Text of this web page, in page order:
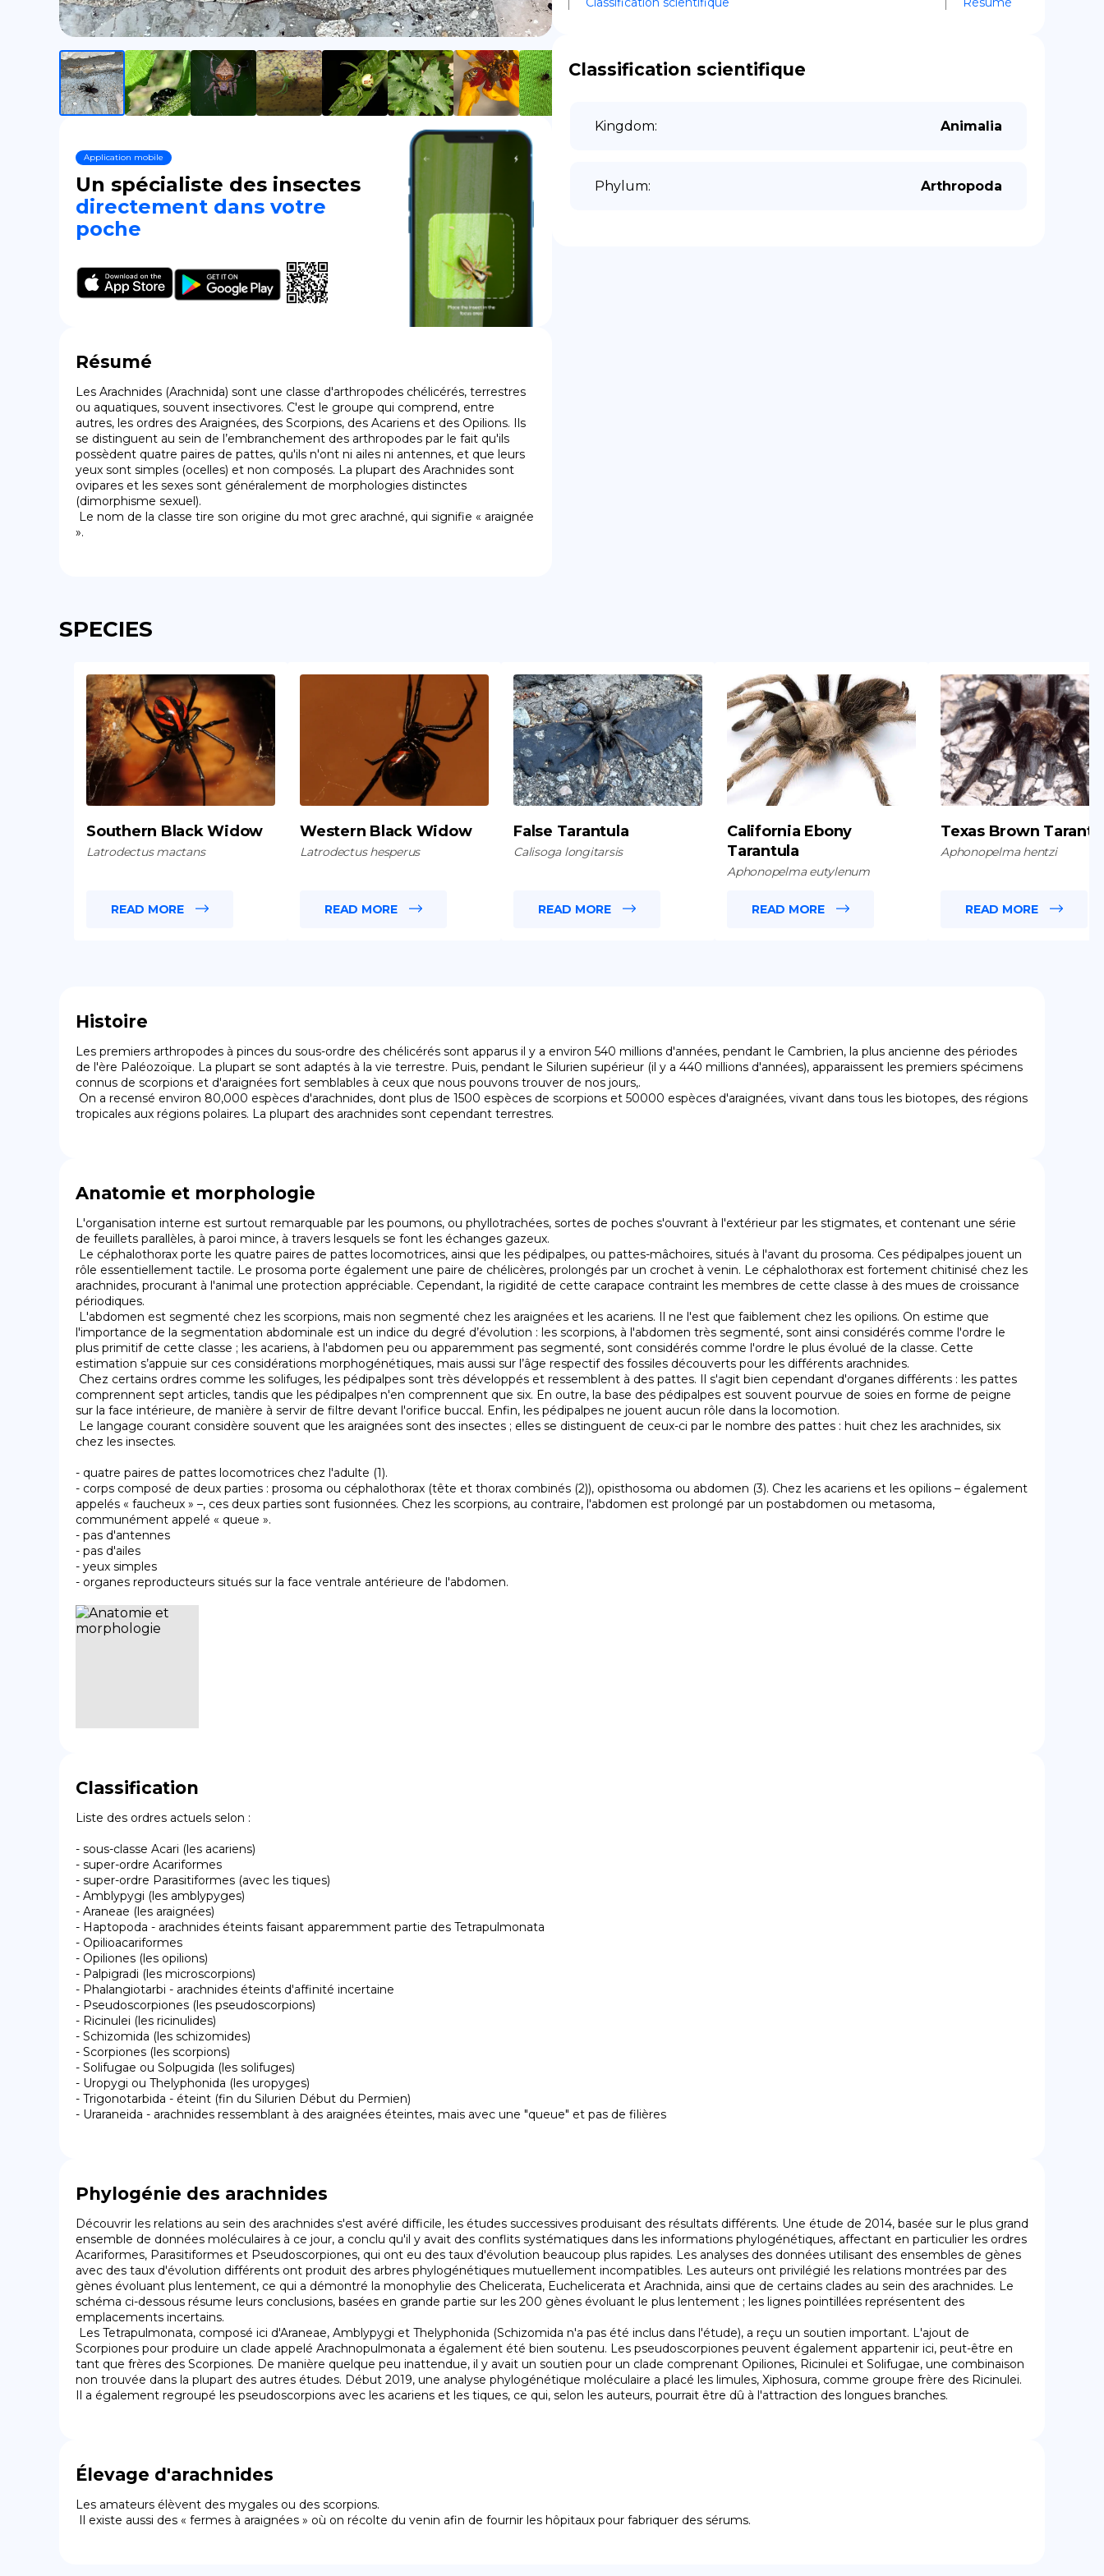
DE
Application mobile
Un spécialiste des insectes
directement dans votre
poche
Résumé
Les Arachnides (Arachnida) sont une classe d'arthropodes chélicérés, terrestres
ou aquatiques, souvent insectivores. C'est le groupe qui comprend, entre
autres, les ordres des Araignées, des Scorpions, des Acariens et des Opilions. Ils
se distinguent au sein de l’embranchement des arthropodes par le fait qu'ils
possèdent quatre paires de pattes, qu'ils n'ont ni ailes ni antennes, et que leurs
yeux sont simples (ocelles) et non composés. La plupart des Arachnides sont
ovipares et les sexes sont généralement de morphologies distinctes
(dimorphisme sexuel).
».
Classification scientifique
Kingdom: Animalia
Phylum: Arthropoda
SPECIES
Southern Black Widow
Latrodectus mactans
READ MORE
Western Black Widow
Latrodectus hesperus
READ MORE
False Tarantula
Calisoga longitarsis
READ MORE
California Ebony
Tarantula
Aphonopelma eutylenum
READ MORE
Texas Brown
Aphonopelma hentzi
READ MORE
Histoire
Les premiers arthropodes à pinces du sous-ordre des chélicérés sont apparus il y a environ 540 millions d'années, pendant le Cambrien, la plus ancienne des périodes
de l'ère Paléozoïque. La plupart se sont adaptés à la vie terrestre. Puis, pendant le Silurien supérieur (il y a 440 millions d'années), apparaissent les premiers spécimens
connus de scorpions et d'araignées fort semblables à ceux que nous pouvons trouver de nos jours,.
tropicales aux régions polaires. La plupart des arachnides sont cependant terrestres.
Anatomie et morphologie
L'organisation interne est surtout remarquable par les poumons, ou phyllotrachées, sortes de poches s'ouvrant à l'extérieur par les stigmates, et contenant une série
de feuillets parallèles, à paroi mince, à travers lesquels se font les échanges gazeux.
rôle essentiellement tactile. Le prosoma porte également une paire de chélicères, prolongés par un crochet à venin. Le céphalothorax est fortement chitinisé chez les
arachnides, procurant à l'animal une protection appréciable. Cependant, la rigidité de cette carapace contraint les membres de cette classe à des mues de croissance
périodiques.
l'importance de la segmentation abdominale est un indice du degré d’évolution : les scorpions, à l'abdomen très segmenté, sont ainsi considérés comme l'ordre le
plus primitif de cette classe ; les acariens, à l'abdomen peu ou apparemment pas segmenté, sont considérés comme l'ordre le plus évolué de la classe. Cette
estimation s’appuie sur ces considérations morphogénétiques, mais aussi sur l’âge respectif des fossiles découverts pour les différents arachnides.
comprennent sept articles, tandis que les pédipalpes n'en comprennent que six. En outre, la base des pédipalpes est souvent pourvue de soies en forme de peigne
sur la face intérieure, de manière à servir de filtre devant l'orifice buccal. Enfin, les pédipalpes ne jouent aucun rôle dans la locomotion.
chez les insectes.
- quatre paires de pattes locomotrices chez l'adulte (1).
- corps composé de deux parties : prosoma ou céphalothorax (tête et thorax combinés (2)), opisthosoma ou abdomen (3). Chez les acariens et les opilions – également
appelés « faucheux » –, ces deux parties sont fusionnées. Chez les scorpions, au contraire, l'abdomen est prolongé par un postabdomen ou metasoma,
communément appelé « queue ».
- pas d'antennes
- pas d'ailes
- yeux simples
- organes reproducteurs situés sur la face ventrale antérieure de l'abdomen.
Classification
Liste des ordres actuels selon :
- sous-classe Acari (les acariens)
- super-ordre Acariformes
- super-ordre Parasitiformes (avec les tiques)
- Amblypygi (les amblypyges)
- Araneae (les araignées)
- Haptopoda - arachnides éteints faisant apparemment partie des Tetrapulmonata
- Opilioacariformes
- Opiliones (les opilions)
- Palpigradi (les microscorpions)
- Phalangiotarbi - arachnides éteints d'affinité incertaine
- Pseudoscorpiones (les pseudoscorpions)
- Ricinulei (les ricinulides)
- Schizomida (les schizomides)
- Scorpiones (les scorpions)
- Solifugae ou Solpugida (les solifuges)
- Uropygi ou Thelyphonida (les uropyges)
- Trigonotarbida - éteint (fin du Silurien Début du Permien)
- Uraraneida - arachnides ressemblant à des araignées éteintes, mais avec une "queue" et pas de filières
Phylogénie des arachnides
Découvrir les relations au sein des arachnides s'est avéré difficile, les études successives produisant des résultats différents. Une étude de 2014, basée sur le plus grand
ensemble de données moléculaires à ce jour, a conclu qu'il y avait des conflits systématiques dans les informations phylogénétiques, affectant en particulier les ordres
Acariformes, Parasitiformes et Pseudoscorpiones, qui ont eu des taux d'évolution beaucoup plus rapides. Les analyses des données utilisant des ensembles de gènes
avec des taux d'évolution différents ont produit des arbres phylogénétiques mutuellement incompatibles. Les auteurs ont privilégié les relations montrées par des
gènes évoluant plus lentement, ce qui a démontré la monophylie des Chelicerata, Euchelicerata et Arachnida, ainsi que de certains clades au sein des arachnides. Le
schéma ci-dessous résume leurs conclusions, basées en grande partie sur les 200 gènes évoluant le plus lentement ; les lignes pointillées représentent des
emplacements incertains.
Scorpiones pour produire un clade appelé Arachnopulmonata a également été bien soutenu. Les pseudoscorpiones peuvent également appartenir ici, peut-être en
tant que frères des Scorpiones. De manière quelque peu inattendue, il y avait un soutien pour un clade comprenant Opiliones, Ricinulei et Solifugae, une combinaison
non trouvée dans la plupart des autres études. Début 2019, une analyse phylogénétique moléculaire a placé les limules, Xiphosura, comme groupe frère des Ricinulei.
Il a également regroupé les pseudoscorpions avec les acariens et les tiques, ce qui, selon les auteurs, pourrait être dû à l'attraction des longues branches.
Élevage d'arachnides
Les amateurs élèvent des mygales ou des scorpions.
Il existe aussi des « fermes à araignées » où on récolte du venin afin de fournir les hôpitaux pour fabriquer des sérums.